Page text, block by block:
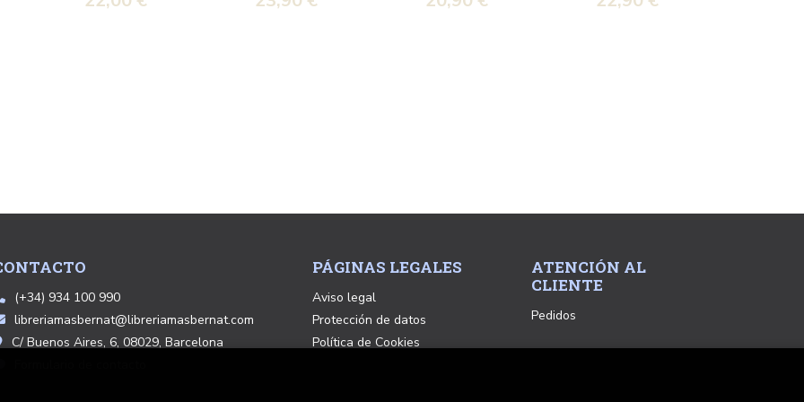
(+34) 934 100 990
libreriamasbernat@libreriamasbernat.com
C/ Buenos Aires, 6, 08029, Barcelona
PÁGINAS LEGALES
Aviso legal
Protección de datos
Política de Cookies
ATENCIÓN AL
CLIENTE
Pedidos